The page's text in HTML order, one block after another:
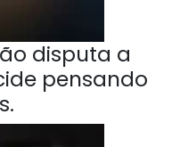
disputa a
pensando